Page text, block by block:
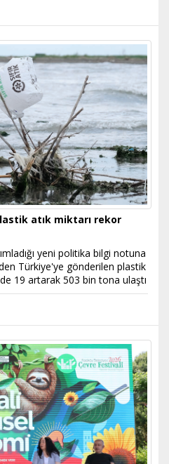
atık miktarı rekor
yeni politika bilgi notuna
Türkiye'ye gönderilen plastik
19 artarak 503 bin tona ulaştı